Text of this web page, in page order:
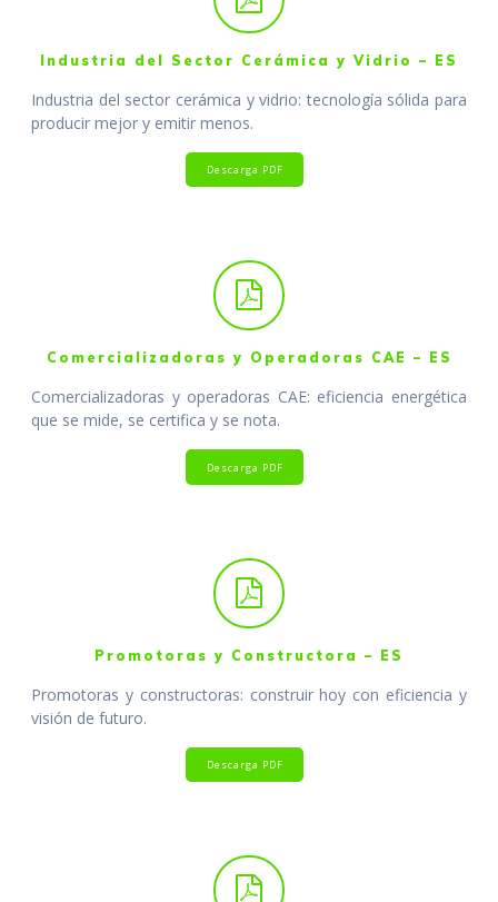
Industria del Sector Cerámica y Vidrio – ES
Industria del sector cerámica y vidrio: tecnología sólida para
producir mejor y emitir menos.
Descarga PDF
Comercializadoras y Operadoras CAE – ES
Comercializadoras y operadoras CAE: eficiencia energética
que se mide, se certifica y se nota.
Descarga PDF
Promotoras y Constructora – ES
Promotoras y constructoras: construir hoy con eficiencia y
visión de futuro.
Descarga PDF